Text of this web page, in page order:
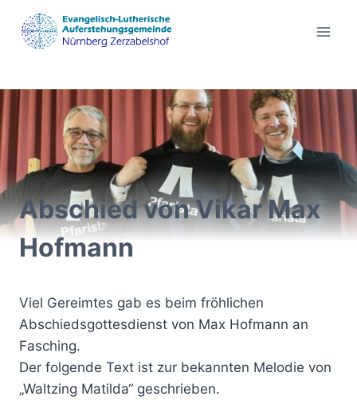
Inhalt
springen
Abschied von Vikar Max
Hofmann
Viel Gereimtes gab es beim fröhlichen
Abschiedsgottesdienst von Max Hofmann an
Fasching.
Der folgende Text ist zur bekannten Melodie von
„Waltzing Matilda“ geschrieben.